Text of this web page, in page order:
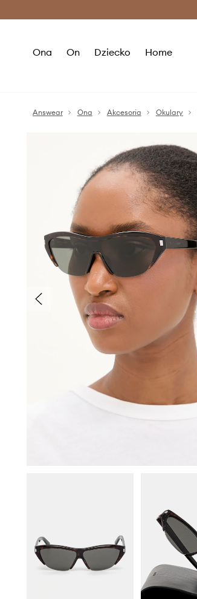
Ona On Dziecko Home
Answear Ona Akcesoria Okulary